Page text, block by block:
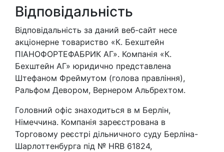
Відповідальність
Відповідальність за даний веб-сайт несе
акціонерне товариство «К. Бехштейн
ПІАНОФОРТЕФАБРИК АГ». Компанія «К.
Бехштейн АГ» юридично представлена ​​
Штефаном Фреймутом (голова правління),
Ральфом Девором, Вернером Альбрехтом.
Головний офіс знаходиться в м Берлін,
Німеччина. Компанія зареєстрована в
Торговому реєстрі дільничного суду Берліна-
Шарлоттенбурга під № HRB 61824,